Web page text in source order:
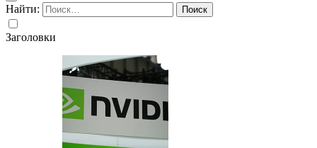
Найти:
Заголовки